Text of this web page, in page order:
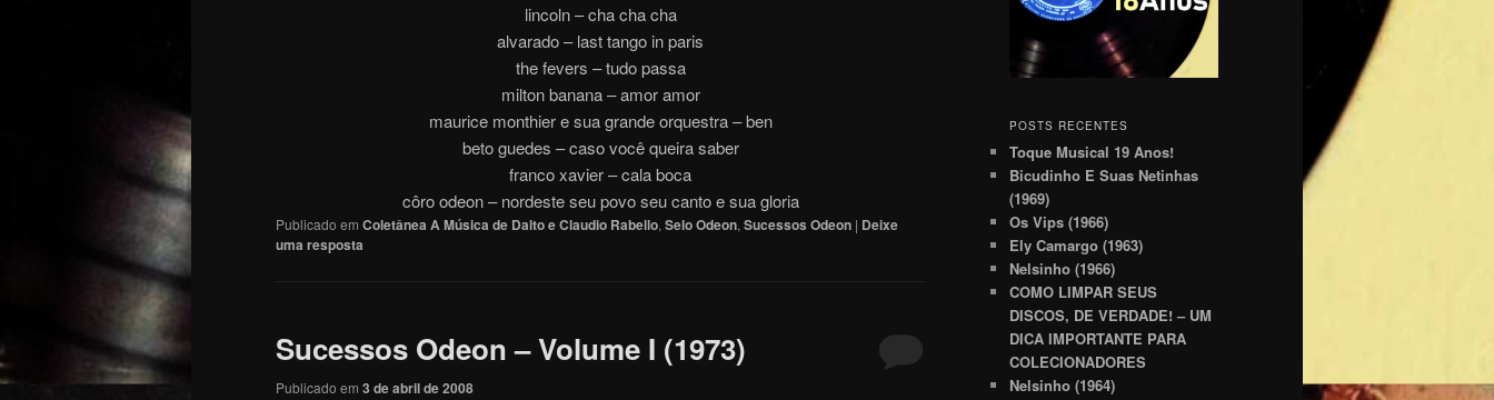
lincoln – cha cha cha
alvarado – last tango in paris
the fevers – tudo passa
milton banana – amor amor
maurice monthier e sua grande orquestra – ben
beto guedes – caso você queira saber
franco xavier – cala boca
côro odeon – nordeste seu povo seu canto e sua gloria
Publicado em Coletânea A Música de Dalto e Claudio Rabello, Selo Odeon, Sucessos Odeon | Deixe
uma resposta
Sucessos Odeon – Volume I (1973)
Publicado em 3 de abril de 2008
POSTS RECENTES
Toque Musical 19 Anos!
Bicudinho E Suas Netinhas
(1969)
Os Vips (1966)
Ely Camargo (1963)
Nelsinho (1966)
COMO LIMPAR SEUS
DISCOS, DE VERDADE! – UM
DICA IMPORTANTE PARA
COLECIONADORES
Nelsinho (1964)